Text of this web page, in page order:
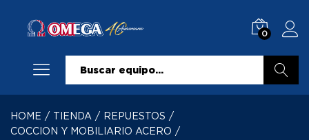
0
HOME / TIENDA / REPUESTOS /
COCCION Y MOBILIARIO ACERO /